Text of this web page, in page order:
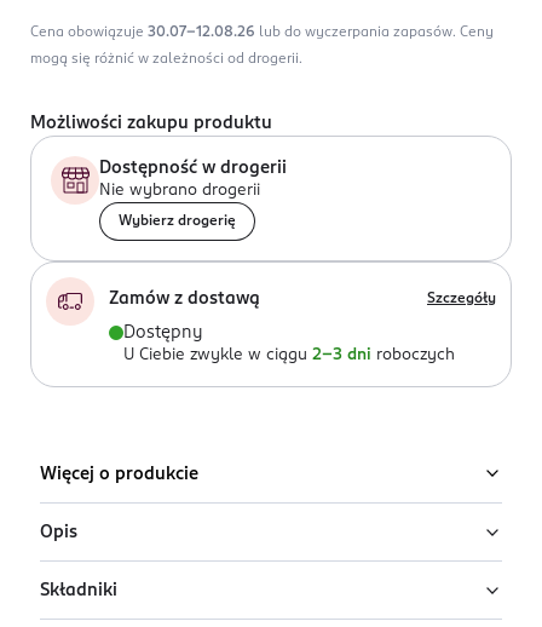
Cena obowiązuje 30.07-12.08.26 lub do wyczerpania zapasów. Ceny
mogą się różnić w zależności od drogerii.
Możliwości zakupu produktu
Dostępność w drogerii
Nie wybrano drogerii
Wybierz drogerię
Zamów z dostawą Szczegóły
Dostępny
U Ciebie zwykle w ciągu 2-3 dni roboczych
Więcej o produkcie
Opis
Ciesz się świeżością przez 24 godziny i 7 dni w
Składniki